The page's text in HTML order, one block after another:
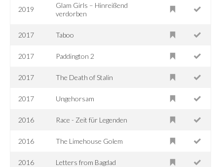
2019
Glam Girls – Hinreißend
verdorben
2017 Taboo
2017 Paddington 2
2017 The Death of Stalin
2017 Ungehorsam
2016 Race - Zeit für Legenden
2016 The Limehouse Golem
2016 Letters from Bagdad